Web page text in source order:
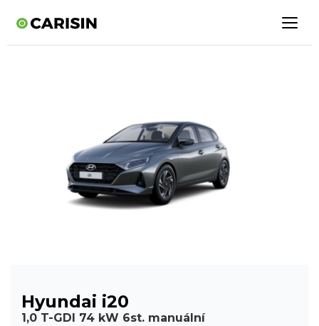
Hyundai i20
1,0 T-GDI 74 kW 6st. manuální